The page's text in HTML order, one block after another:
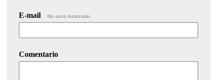
E-mail No será mostrado.
Comentario